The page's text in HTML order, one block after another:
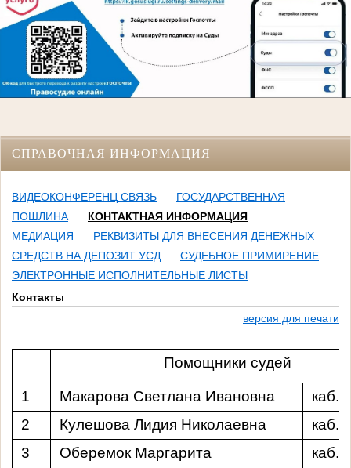
.
СПРАВОЧНАЯ ИНФОРМАЦИЯ
ВИДЕОКОНФЕРЕНЦ СВЯЗЬ
ГОСУДАРСТВЕННАЯ
ПОШЛИНА
КОНТАКТНАЯ ИНФОРМАЦИЯ
МЕДИАЦИЯ
РЕКВИЗИТЫ ДЛЯ ВНЕСЕНИЯ ДЕНЕЖНЫХ
СРЕДСТВ НА ДЕПОЗИТ УСД
СУДЕБНОЕ ПРИМИРЕНИЕ
ЭЛЕКТРОННЫЕ ИСПОЛНИТЕЛЬНЫЕ ЛИСТЫ
Контакты
версия для печати
Помощники судей
1 Макарова Светлана Ивановна
каб.
2
Кулешова Лидия Николаевна
каб.
3
Оберемок Маргарита
каб.